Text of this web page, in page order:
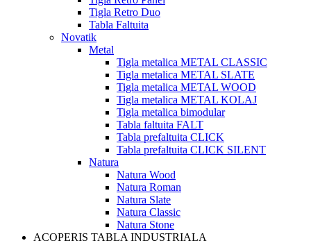
Tigla Retro Duo
Tabla Faltuita
Novatik
Metal
Tigla metalica METAL CLASSIC
Tigla metalica METAL SLATE
Tigla metalica METAL WOOD
Tigla metalica METAL KOLAJ
Tigla metalica bimodular
Tabla faltuita FALT
Tabla prefaltuita CLICK
Tabla prefaltuita CLICK SILENT
Natura
Natura Wood
Natura Roman
Natura Slate
Natura Classic
Natura Stone
ACOPERIS TABLA INDUSTRIALA